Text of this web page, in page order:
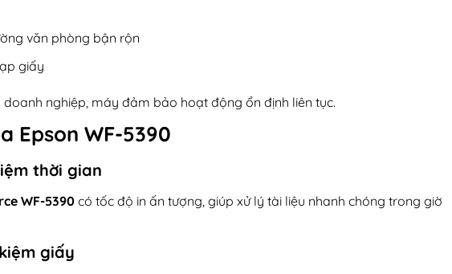
văn phòng bận rộn
giấy
nghiệp, máy đảm bảo hoạt động ổn định liên tục.
Epson WF-5390
thời gian
WF-5390 có tốc độ in ấn tượng, giúp xử lý tài liệu nhanh chóng trong giờ
giấy